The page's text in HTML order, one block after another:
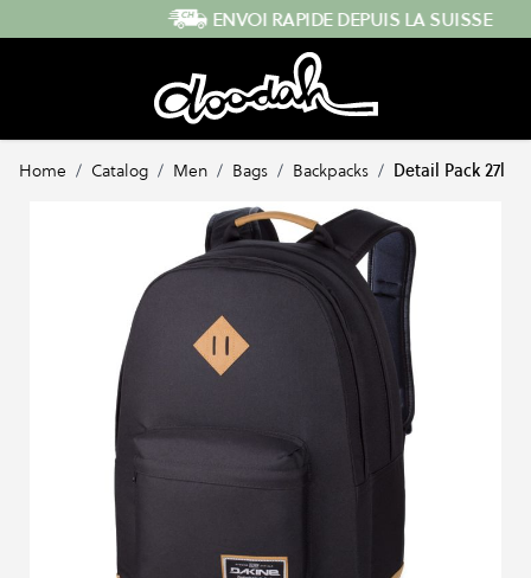
ENVOI RAPIDE DEPUIS LA SUISSE
Home / Catalog / Men / Bags / Backpacks / Detail Pack 27l